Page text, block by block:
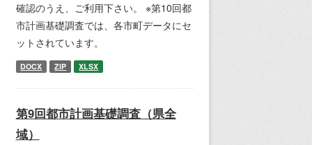
確認のうえ、ご利用下さい。 ※第10回都
市計画基礎調査では、各市町データにセ
ットされています。
DOCX ZIP XLSX
第9回都市計画基礎調査（県全
域）